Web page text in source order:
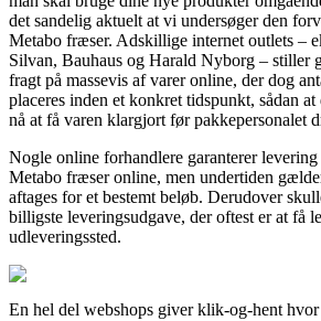
det sandelig aktuelt at vi undersøger den
Metabo fræser. Adskillige internet outlets –
Silvan, Bauhaus og Harald Nyborg – stiller
fragt på massevis af varer online, der dog
placeres inden et konkret tidspunkt, sådan
nå at få varen klargjort før pakkepersonalet
Nogle online forhandlere garanterer
Metabo fræser online, men undertiden
aftages for et bestemt beløb. Derudover
billigste leveringsudgave, der oftest er at få
udleveringssted.
En hel del webshops giver klik-og-hent